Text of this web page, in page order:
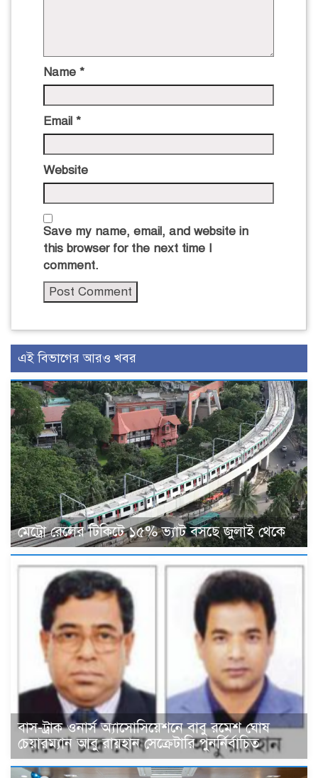
Name *
Email *
Website
Save my name, email, and website in
this browser for the next time I
comment.
এই বিভাগের আরও খবর
মেট্রো রেলের টিকিটে ১৫% ভ্যাট বসছে জুলাই থেকে
বাস-ট্রাক ওনার্স অ্যাসোসিয়েশনে বাবু রমেশ ঘোষ
চেয়ারম্যান আবু রায়হান সেক্রেটারি পুনর্নির্বাচিত